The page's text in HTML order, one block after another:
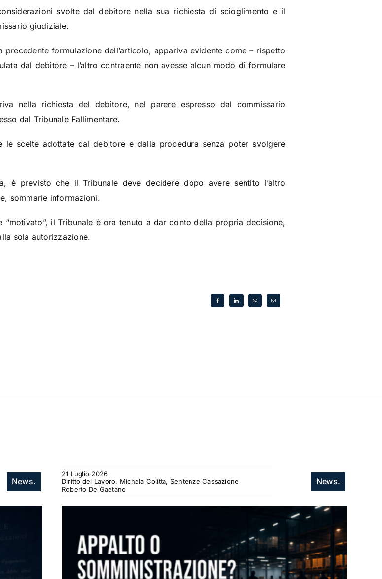
svolte dal debitore nella sua richiesta di scioglimento e il
giudiziale.
formulazione dell’articolo, appariva evidente come – rispetto
dal debitore – l’altro contraente non avesse alcun modo di formulare
nella richiesta del debitore, nel parere espresso dal commissario
dal Tribunale Fallimentare.
le scelte adottate dal debitore e dalla procedura senza poter svolgere
è previsto che il Tribunale deve decidere dopo avere sentito l’altro
sommarie informazioni.
il Tribunale è ora tenuto a dar conto della propria decisione,
sola autorizzazione.
News.
21 Luglio 2026
Diritto del Lavoro, Michela Colitta, Sentenze Cassazione
Roberto De Gaetano
News.